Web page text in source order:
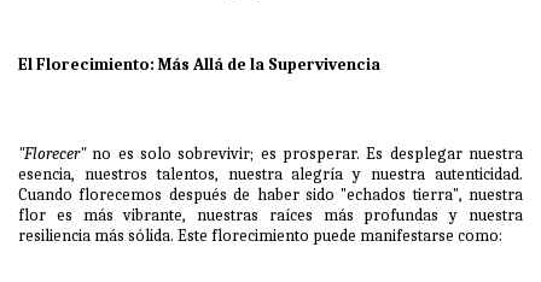
El Florecimiento: Más Allá de la Supervivencia
"Florecer"no es solo sobrevivir; es prosperar. Es desplegar nuestra
esencia, nuestros talentos, nuestra alegría y nuestra autenticidad.
Cuando florecemos después de haber sido "echados tierra", nuestra
flor es más vibrante, nuestras raíces más profundas y nuestra
resiliencia más sólida. Este florecimiento puede manifestarse como: